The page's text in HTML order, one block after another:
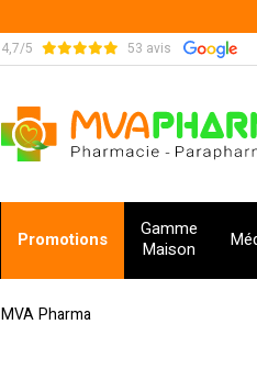
4,7/5 53 avis
MVA Pharma Votre pharmacie
Promotions
Gamme
Maison
MVA Pharma